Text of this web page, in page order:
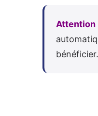
bénéficier.